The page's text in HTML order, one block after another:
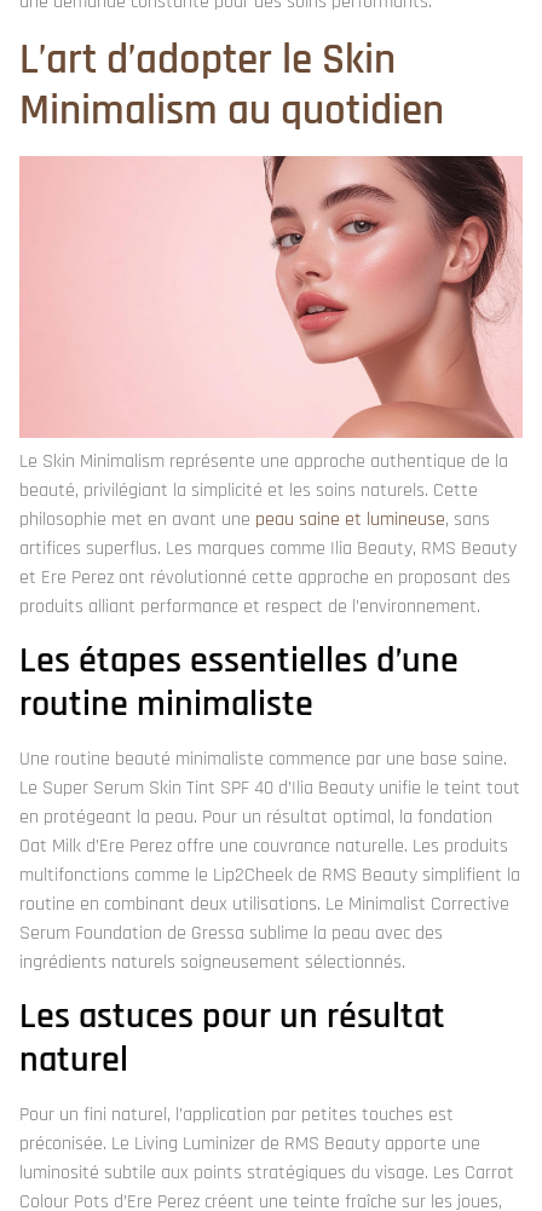
L’art d’adopter le Skin
Minimalism au quotidien
Le Skin Minimalism représente une approche authentique de la
beauté, privilégiant la simplicité et les soins naturels. Cette
philosophie met en avant une peau saine et lumineuse, sans
artifices superflus. Les marques comme Ilia Beauty, RMS Beauty
et Ere Perez ont révolutionné cette approche en proposant des
produits alliant performance et respect de l’environnement.
Les étapes essentielles d’une
routine minimaliste
Une routine beauté minimaliste commence par une base saine.
Le Super Serum Skin Tint SPF 40 d’Ilia Beauty unifie le teint tout
en protégeant la peau. Pour un résultat optimal, la fondation
Oat Milk d’Ere Perez offre une couvrance naturelle. Les produits
multifonctions comme le Lip2Cheek de RMS Beauty simplifient la
routine en combinant deux utilisations. Le Minimalist Corrective
Serum Foundation de Gressa sublime la peau avec des
ingrédients naturels soigneusement sélectionnés.
Les astuces pour un résultat
naturel
Pour un fini naturel, l’application par petites touches est
préconisée. Le Living Luminizer de RMS Beauty apporte une
luminosité subtile aux points stratégiques du visage. Les Carrot
Colour Pots d’Ere Perez créent une teinte fraîche sur les joues,